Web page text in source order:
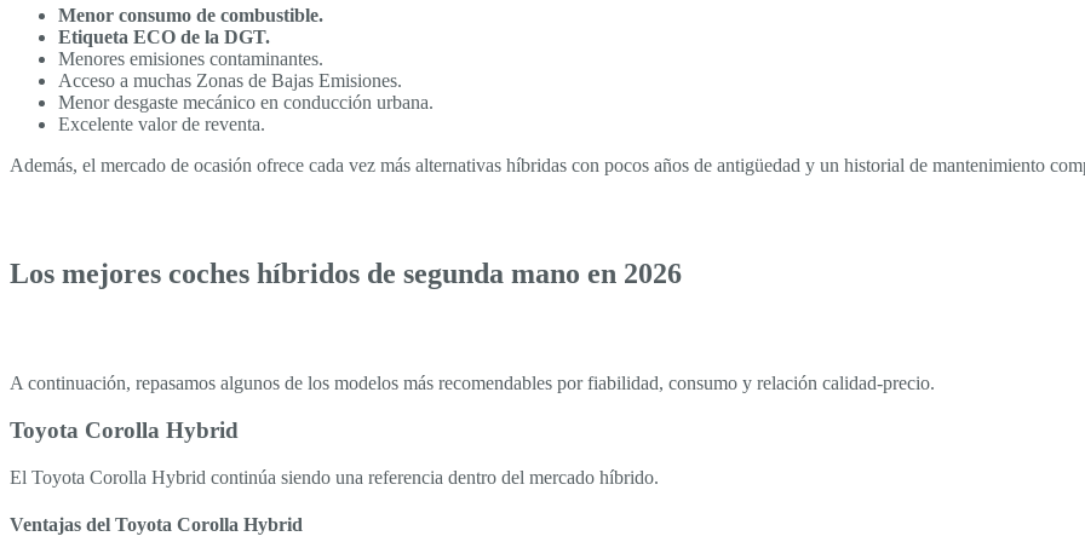
Menor consumo de combustible.
Etiqueta ECO de la DGT.
Menores emisiones contaminantes.
Acceso a muchas Zonas de Bajas Emisiones.
Menor desgaste mecánico en conducción urbana.
Excelente valor de reventa.
Además, el mercado de ocasión ofrece cada vez más alternativas híbridas con pocos años de antigüedad y un historial de mantenimiento
Los mejores coches híbridos de segunda mano en 2026
A continuación, repasamos algunos de los modelos más recomendables por fiabilidad, consumo y relación calidad-precio.
Toyota Corolla Hybrid
El Toyota Corolla Hybrid continúa siendo una referencia dentro del mercado híbrido.
Ventajas del Toyota Corolla Hybrid